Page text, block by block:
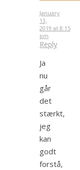
January
13,
2019 at 8:15
pm
Reply
Ja
nu
går
det
stærkt,
jeg
kan
godt
forstå,